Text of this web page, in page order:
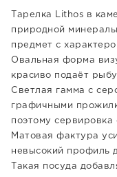
Тарелка Lithos в
природной
предмет с
Овальная форма
красиво подаёт
Светлая гамма с
графичными
поэтому сервировка
Матовая фактура
невысокий профиль
Такая посуда